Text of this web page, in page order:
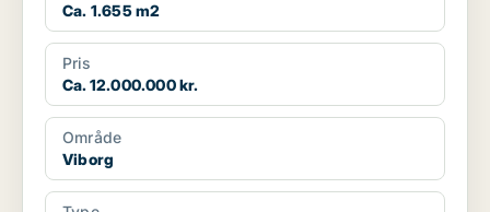
Ca. 1.655 m2
Pris
Ca. 12.000.000 kr.
Område
Viborg